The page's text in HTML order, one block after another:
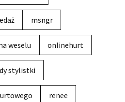
msngr
weselu onlinehurt
stylistki
renee